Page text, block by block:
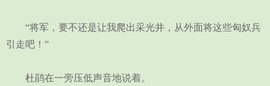
“将军，要不还是让我爬出采光井，从外面将这些匈奴兵
引走吧！”
杜鹃在一旁压低声音地说着。